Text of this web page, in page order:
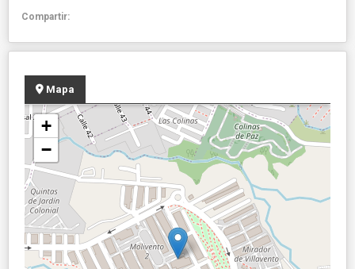
Compartir:
Mapa
+
−